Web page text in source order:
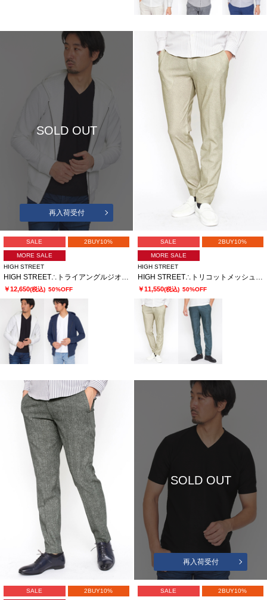
SOLD OUT
再入荷受付
SALE 2BUY10%
MORE SALE
HIGH STREET
￥12,650(税込) 50%OFF
SALE 2BUY10%
MORE SALE
HIGH STREET
￥11,550(税込) 50%OFF
SALE 2BUY10%
SOLD OUT
再入荷受付
SALE 2BUY10%